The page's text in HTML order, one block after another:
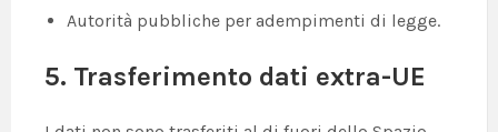
Autorità pubbliche per adempimenti di legge.
5. Trasferimento dati extra-UE